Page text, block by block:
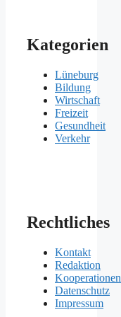
Kategorien
Lüneburg
Bildung
Wirtschaft
Freizeit
Gesundheit
Verkehr
Rechtliches
Kontakt
Redaktion
Kooperationen
Datenschutz
Impressum